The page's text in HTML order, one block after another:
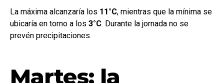
La máxima alcanzaría los 11°C, mientras que la mínima se
ubicaría en torno a los 3°C. Durante la jornada no se
prevén precipitaciones.
Martes: la